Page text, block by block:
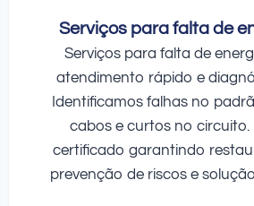
Serviços para falta de
Serviços para falta de
atendimento rápido e
Identificamos falhas no
cabos e curtos no circuito.
certificado garantindo
prevenção de riscos e